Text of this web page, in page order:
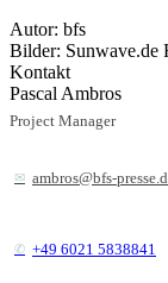
Autor: bfs
Bilder: Sunwave.de
Kontakt
Pascal Ambros
Project Manager
ambros@bfs-
+49 6021 5838841